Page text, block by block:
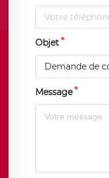
Objet
Demande de
Message